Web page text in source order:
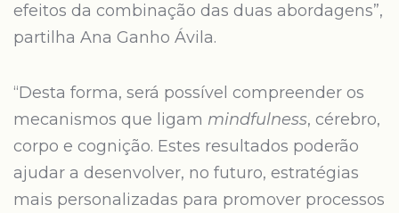
efeitos da combinação das duas abordagens”,
partilha Ana Ganho Ávila.
“Desta forma, será possível compreender os
mecanismos que ligam mindfulness, cérebro,
corpo e cognição. Estes resultados poderão
ajudar a desenvolver, no futuro, estratégias
mais personalizadas para promover processos